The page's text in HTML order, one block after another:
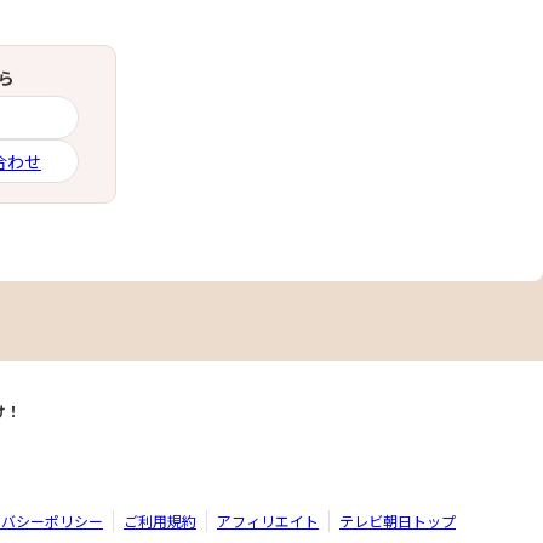
わせ
シーポリシー ご利用規約 アフィリエイト テレビ朝日トップ